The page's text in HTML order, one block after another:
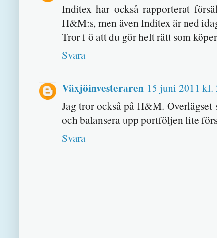
Inditex har också rapporterat
H&M:s, men även Inditex är ned
Tror f ö att du gör helt rätt som
Svara
Växjöinvesteraren 15 juni 2011 kl.
Jag tror också på H&M. Överlägset
och balansera upp portföljen lite
Svara